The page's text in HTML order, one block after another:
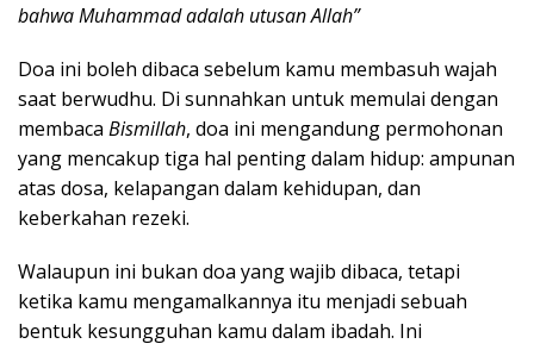
bahwa Muhammad adalah utusan Allah”
Doa ini boleh dibaca sebelum kamu membasuh wajah
saat berwudhu. Di sunnahkan untuk memulai dengan
membaca Bismillah, doa ini mengandung permohonan
yang mencakup tiga hal penting dalam hidup: ampunan
atas dosa, kelapangan dalam kehidupan, dan
keberkahan rezeki.
Walaupun ini bukan doa yang wajib dibaca, tetapi
ketika kamu mengamalkannya itu menjadi sebuah
bentuk kesungguhan kamu dalam ibadah. Ini